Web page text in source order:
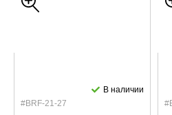
#BRF-21-27
В наличии